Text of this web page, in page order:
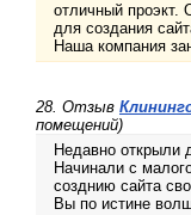
отличный проэкт.
для создания
Наша компания
28. Отзыв
помещений)
Недавно открыли
Начинали с
созднию сайта
Вы по истине